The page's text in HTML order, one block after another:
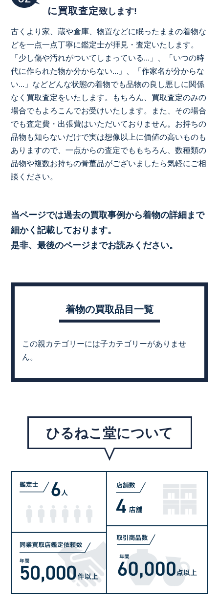
に買取査定致します!
古くより家、蔵や倉庫、物置などに眠ったままの着物な
どを一点一点丁寧に鑑定士が拝見・査定いたします。
「少し傷や汚れがついてしまっている...」、「いつの時
代に作られた物か分からない...」、「作家名が分からな
い...」などどんな状態の着物でも品物の良し悪しに関係
なく買取査定をいたします。もちろん、買取査定のみの
場合でもよろこんでお受けいたします。また、その場合
でも査定費・出張費はいただいておりません。お持ちの
品物も知らないだけで実は想像以上に価値の高いものも
ありますので、一点からの査定でももちろん、数種類の
品物や複数お持ちの骨董品がございましたら気軽にご相
談ください。
当ページでは過去の買取事例から着物の詳細まで
細かく記載しております。
是非、最後のページまでお読みください。
着物の買取品目一覧
この親カテゴリーには子カテゴリーがありませ
ん。
ひるねこ堂について